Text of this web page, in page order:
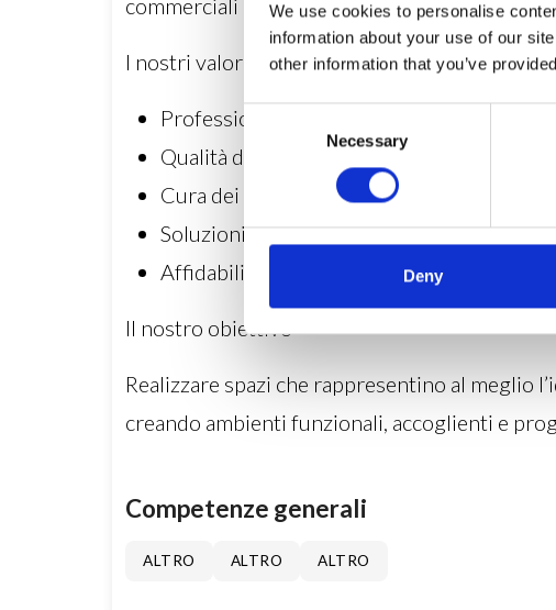
We use cookies to personalise
information about your use of our
other information that you’ve
Consent
Necessary
Deny
commerciali e professionali capaci di unire
I nostri valori
Professionalità
Qualità dei materiali
Cura dei dettagli
Soluzioni personalizzate
Affidabilità e puntualità
Il nostro obiettivo
Realizzare spazi che rappresentino al meglio
creando ambienti funzionali, accoglienti e
Competenze generali
ALTRO ALTRO ALTRO